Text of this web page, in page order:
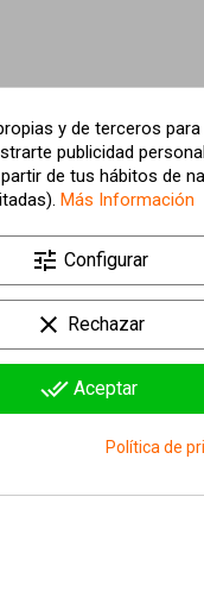
la tienda
y de terceros para
publicidad
de tus hábitos de
Más Información
tune Configurar
clear Rechazar
done_all Aceptar
Política de